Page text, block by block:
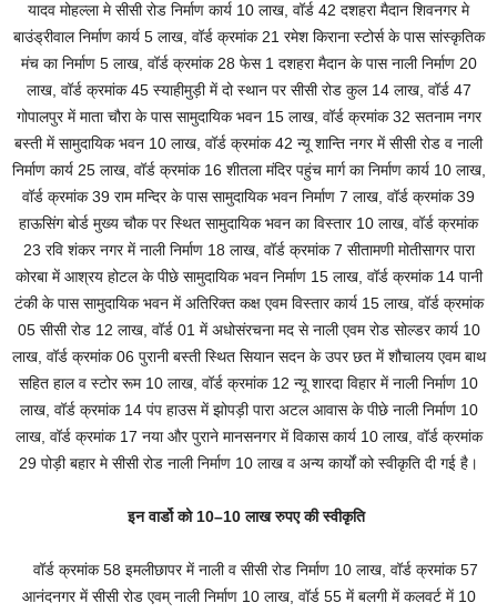
यादव मोहल्ला मे सीसी रोड निर्माण कार्य 10 लाख, वॉर्ड 42 दशहरा मैदान शिवनगर मे
बाउंड्रीवाल निर्माण कार्य 5 लाख, वॉर्ड क्रमांक 21 रमेश किराना स्टोर्स के पास सांस्कृतिक
मंच का निर्माण 5 लाख, वॉर्ड क्रमांक 28 फेस 1 दशहरा मैदान के पास नाली निर्माण 20
लाख, वॉर्ड क्रमांक 45 स्याहीमुड़ी में दो स्थान पर सीसी रोड कुल 14 लाख, वॉर्ड 47
गोपालपुर में माता चौरा के पास सामुदायिक भवन 15 लाख, वॉर्ड क्रमांक 32 सतनाम नगर
बस्ती में सामुदायिक भवन 10 लाख, वॉर्ड क्रमांक 42 न्यू शान्ति नगर में सीसी रोड व नाली
निर्माण कार्य 25 लाख, वॉर्ड क्रमांक 16 शीतला मंदिर पहुंच मार्ग का निर्माण कार्य 10 लाख,
वॉर्ड क्रमांक 39 राम मन्दिर के पास सामुदायिक भवन निर्माण 7 लाख, वॉर्ड क्रमांक 39
हाऊसिंग बोर्ड मुख्य चौक पर स्थित सामुदायिक भवन का विस्तार 10 लाख, वॉर्ड क्रमांक
23 रवि शंकर नगर में नाली निर्माण 18 लाख, वॉर्ड क्रमांक 7 सीतामणी मोतीसागर पारा
कोरबा में आश्रय होटल के पीछे सामुदायिक भवन निर्माण 15 लाख, वॉर्ड क्रमांक 14 पानी
टंकी के पास सामुदायिक भवन में अतिरिक्त कक्ष एवम विस्तार कार्य 15 लाख, वॉर्ड क्रमांक
05 सीसी रोड 12 लाख, वॉर्ड 01 में अधोसंरचना मद से नाली एवम रोड सोल्डर कार्य 10
लाख, वॉर्ड क्रमांक 06 पुरानी बस्ती स्थित सियान सदन के उपर छत में शौचालय एवम बाथ
सहित हाल व स्टोर रूम 10 लाख, वॉर्ड क्रमांक 12 न्यू शारदा विहार में नाली निर्माण 10
लाख, वॉर्ड क्रमांक 14 पंप हाउस में झोपड़ी पारा अटल आवास के पीछे नाली निर्माण 10
लाख, वॉर्ड क्रमांक 17 नया और पुराने मानसनगर में विकास कार्य 10 लाख, वॉर्ड क्रमांक
29 पोड़ी बहार मे सीसी रोड नाली निर्माण 10 लाख व अन्य कार्यों को स्वीकृति दी गई है।
इन वार्डो को 10–10 लाख रुपए की स्वीकृति
वॉर्ड क्रमांक 58 इमलीछापर में नाली व सीसी रोड निर्माण 10 लाख, वॉर्ड क्रमांक 57
आनंदनगर में सीसी रोड एवम् नाली निर्माण 10 लाख, वॉर्ड 55 में बलगी में कलवर्ट में 10